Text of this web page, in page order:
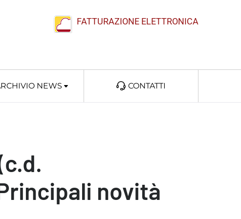
FATTURAZIONE ELETTRONICA
NEWS CONTATTI
novità